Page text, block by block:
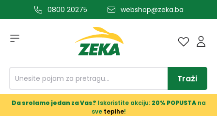
glavni sadržaj0800 20275 webshop@zeka.ba
Traži
Da srolamo jedan za Vas? Iskoristite akciju: 20% POPUSTAna
sve tepihe!